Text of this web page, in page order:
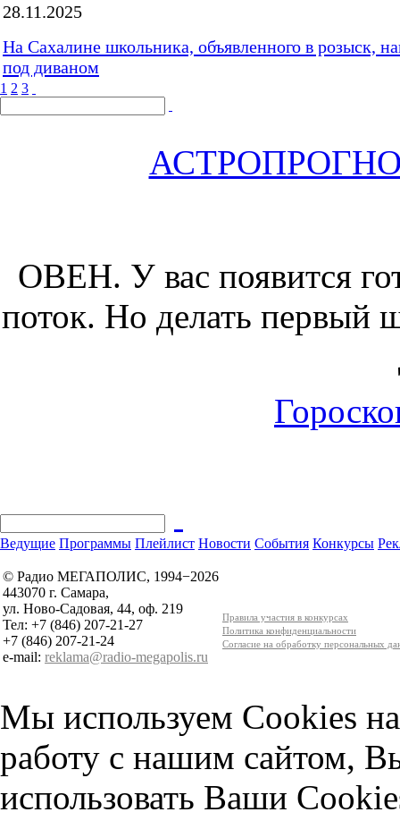
28.11.2025
На Сахалине школьника, объявленного в розыск,
под диваном
1 2 3
ОВЕН. У вас появится
поток. Но делать первый
Ведущие Программы Плейлист Новости События Конкурсы
© Радио МЕГАПОЛИС, 1994−2026
443070 г. Самара,
ул. Ново-Садовая, 44, оф. 219
Тел: +7 (846) 207-21-27
+7 (846) 207-21-24
e-mail: reklama@radio-megapolis.ru
Правила участия в конкурсах
Политика конфиденциальности
Согласие на обработку персональных
Мы используем Cookies
работу с нашим сайтом,
использовать Ваши